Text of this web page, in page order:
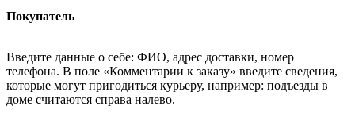
Покупатель
Введите данные о себе: ФИО, адрес доставки, номер
телефона. В поле «Комментарии к заказу» введите сведения,
которые могут пригодиться курьеру, например: подъезды в
доме считаются справа налево.